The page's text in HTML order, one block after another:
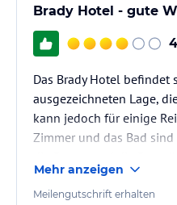
Brady Hotel - gute
4
Das Brady Hotel befindet
ausgezeichneten Lage,
kann jedoch für einige
Zimmer und das Bad
komfortabel.
Mehr anzeigen
Meilengutschrift erhalten